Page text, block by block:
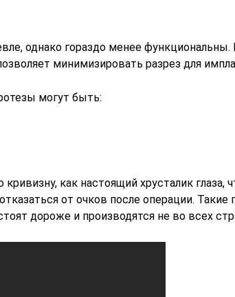
однако гораздо менее функциональны.
минимизировать разрез для
могут быть:
как настоящий хрусталик глаза,
от очков после операции. Такие
дороже и производятся не во всех